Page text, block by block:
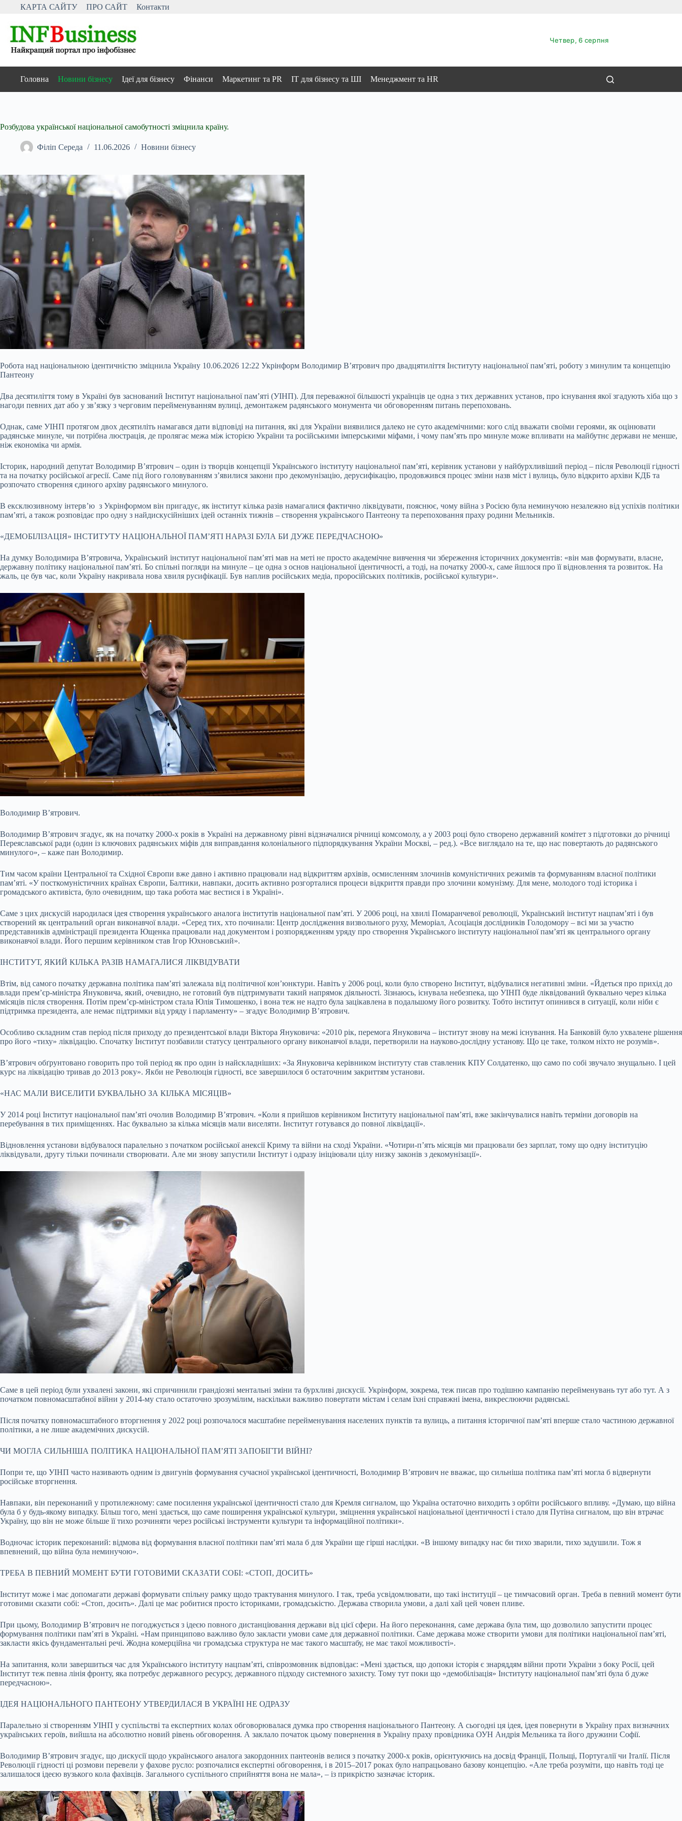
ПерейтиКАРТА САЙТУ ПРО САЙТ Контакти
Четвер, 6 серпня
Головна Новини бізнесу Ідеї для бізнесу Фінанси Маркетинг та PR IT для бізнесу та ШІ Менеджмент та HR
Розбудова української національної самобутності зміцнила країну.
Філіп Середа 11.06.2026 Новини бізнесу
Робота над національною ідентичністю зміцнила Україну 10.06.2026 12:22 Укрінформ Володимир В’ятрович про двадцятиліття Інституту національної пам’яті, роботу з минулим та концепцію
Пантеону
Два десятиліття тому в Україні був заснований Інститут національної пам’яті (УІНП). Для переважної більшості українців це одна з тих державних установ, про існування якої згадують хіба що з
нагоди певних дат або у зв’язку з черговим перейменуванням вулиці, демонтажем радянського монумента чи обговоренням питань перепоховань.
Однак, саме УІНП протягом двох десятиліть намагався дати відповіді на питання, які для України виявилися далеко не суто академічними: кого слід вважати своїми героями, як оцінювати
радянське минуле, чи потрібна люстрація, де пролягає межа між історією України та російськими імперськими міфами, і чому пам’ять про минуле може впливати на майбутнє держави не менше,
ніж економіка чи армія.
Історик, народний депутат Володимир В’ятрович – один із творців концепції Українського інституту національної пам’яті, керівник установи у найбурхливіший період – після Революції гідності
та на початку російської агресії. Саме під його головуванням з’явилися закони про декомунізацію, дерусифікацію, продовжився процес зміни назв міст і вулиць, було відкрито архіви КДБ та
розпочато створення єдиного архіву радянського минулого.
В ексклюзивному інтерв’ю з Укрінформом він пригадує, як інститут кілька разів намагалися фактично ліквідувати, пояснює, чому війна з Росією була неминучою незалежно від успіхів політики
пам’яті, а також розповідає про одну з найдискусійніших ідей останніх тижнів – створення українського Пантеону та перепоховання праху родини Мельників.
«ДЕМОБІЛІЗАЦІЯ» ІНСТИТУТУ НАЦІОНАЛЬНОЇ ПАМ’ЯТІ НАРАЗІ БУЛА БИ ДУЖЕ ПЕРЕДЧАСНОЮ»
На думку Володимира В’ятровича, Український інститут національної пам’яті мав на меті не просто академічне вивчення чи збереження історичних документів: «він мав формувати, власне,
державну політику національної пам’яті. Бо спільні погляди на минуле – це одна з основ національної ідентичності, а тоді, на початку 2000-х, саме йшлося про її відновлення та розвиток. На
жаль, це був час, коли Україну накривала нова хвиля русифікації. Був наплив російських медіа, проросійських політиків, російської культури».
Володимир В’ятрович.
Володимир В’ятрович згадує, як на початку 2000-х років в Україні на державному рівні відзначалися річниці комсомолу, а у 2003 році було створено державний комітет з підготовки до річниці
Переяславської ради (один із ключових радянських міфів для виправдання колоніального підпорядкування України Москві, – ред.). «Все виглядало на те, що нас повертають до радянського
минулого», – каже пан Володимир.
Тим часом країни Центральної та Східної Європи вже давно і активно працювали над відкриттям архівів, осмисленням злочинів комуністичних режимів та формуванням власної політики
пам’яті. «У посткомуністичних країнах Європи, Балтики, навпаки, досить активно розгорталися процеси відкриття правди про злочини комунізму. Для мене, молодого тоді історика і
громадського активіста, було очевидним, що така робота має вестися і в Україні».
Саме з цих дискусій народилася ідея створення українського аналога інститутів національної пам’яті. У 2006 році, на хвилі Помаранчевої революції, Український інститут нацпам’яті і був
створений як центральний орган виконавчої влади. «Серед тих, хто починали: Центр дослідження визвольного руху, Меморіал, Асоціація дослідників Голодомору – всі ми за участю
представників адміністрації президента Ющенка працювали над документом і розпорядженням уряду про створення Українського інституту національної пам’яті як центрального органу
виконавчої влади. Його першим керівником став Ігор Юхновський».
ІНСТИТУТ, ЯКИЙ КІЛЬКА РАЗІВ НАМАГАЛИСЯ ЛІКВІДУВАТИ
Втім, від самого початку державна політика пам’яті залежала від політичної кон’юнктури. Навіть у 2006 році, коли було створено Інститут, відбувалися негативні зміни. «Йдеться про прихід до
влади прем’єр-міністра Януковича, який, очевидно, не готовий був підтримувати такий напрямок діяльності. Зізнаюсь, існувала небезпека, що УІНП буде ліквідований буквально через кілька
місяців після створення. Потім прем’єр-міністром стала Юлія Тимошенко, і вона теж не надто була зацікавлена в подальшому його розвитку. Тобто інститут опинився в ситуації, коли ніби є
підтримка президента, але немає підтримки від уряду і парламенту» – згадує Володимир В’ятрович.
Особливо складним став період після приходу до президентської влади Віктора Януковича: «2010 рік, перемога Януковича – інститут знову на межі існування. На Банковій було ухвалене рішення
про його «тиху» ліквідацію. Спочатку Інститут позбавили статусу центрального органу виконавчої влади, перетворили на науково-дослідну установу. Що це таке, толком ніхто не розумів».
В’ятрович обґрунтовано говорить про той період як про один із найскладніших: «За Януковича керівником інституту став ставленик КПУ Солдатенко, що само по собі звучало знущально. І цей
курс на ліквідацію тривав до 2013 року». Якби не Революція гідності, все завершилося б остаточним закриттям установи.
«НАС МАЛИ ВИСЕЛИТИ БУКВАЛЬНО ЗА КІЛЬКА МІСЯЦІВ»
У 2014 році Інститут національної пам’яті очолив Володимир В’ятрович. «Коли я прийшов керівником Інституту національної пам’яті, вже закінчувалися навіть терміни договорів на
перебування в тих приміщеннях. Нас буквально за кілька місяців мали виселяти. Інститут готувався до повної ліквідації».
Відновлення установи відбувалося паралельно з початком російської анексії Криму та війни на сході України. «Чотири-п’ять місяців ми працювали без зарплат, тому що одну інституцію
ліквідували, другу тільки починали створювати. Але ми знову запустили Інститут і одразу ініціювали цілу низку законів з декомунізації».
Саме в цей період були ухвалені закони, які спричинили грандіозні ментальні зміни та бурхливі дискусії. Укрінформ, зокрема, теж писав про тодішню кампанію перейменувань тут або тут. А з
початком повномасштабної війни у 2014-му стало остаточно зрозумілим, наскільки важливо повертати містам і селам їхні справжні імена, викреслюючи радянські.
Після початку повномасштабного вторгнення у 2022 році розпочалося масштабне перейменування населених пунктів та вулиць, а питання історичної пам’яті вперше стало частиною державної
політики, а не лише академічних дискусій.
ЧИ МОГЛА СИЛЬНІША ПОЛІТИКА НАЦІОНАЛЬНОЇ ПАМ’ЯТІ ЗАПОБІГТИ ВІЙНІ?
Попри те, що УІНП часто називають одним із двигунів формування сучасної української ідентичності, Володимир В’ятрович не вважає, що сильніша політика пам’яті могла б відвернути
російське вторгнення.
Навпаки, він переконаний у протилежному: саме посилення української ідентичності стало для Кремля сигналом, що Україна остаточно виходить з орбіти російського впливу. «Думаю, що війна
була б у будь-якому випадку. Більш того, мені здається, що саме поширення української культури, зміцнення української національної ідентичності і стало для Путіна сигналом, що він втрачає
Україну, що він не може більше її тихо розчиняти через російські інструменти культури та інформаційної політики».
Водночас історик переконаний: відмова від формування власної політики пам’яті мала б для України ще гірші наслідки. «В іншому випадку нас би тихо зварили, тихо задушили. Тож я
впевнений, що війна була неминучою».
ТРЕБА В ПЕВНИЙ МОМЕНТ БУТИ ГОТОВИМИ СКАЗАТИ СОБІ: «СТОП, ДОСИТЬ»
Інститут може і має допомагати державі формувати спільну рамку щодо трактування минулого. І так, треба усвідомлювати, що такі інституції – це тимчасовий орган. Треба в певний момент бути
готовими сказати собі: «Стоп, досить». Далі це має робитися просто істориками, громадськістю. Держава створила умови, а далі хай цей човен пливе.
При цьому, Володимир В’ятрович не погоджується з ідеєю повного дистанціювання держави від цієї сфери. На його переконання, саме держава була тим, що дозволило запустити процес
формування політики пам’яті в Україні. «Нам принципово важливо було закласти умови саме для державної політики. Саме держава може створити умови для політики національної пам’яті,
закласти якісь фундаментальні речі. Жодна комерційна чи громадська структура не має такого масштабу, не має такої можливості».
На запитання, коли завершиться час для Українського інституту нацпам’яті, співрозмовник відповідає: «Мені здається, що допоки історія є знаряддям війни проти України з боку Росії, цей
Інститут теж певна лінія фронту, яка потребує державного ресурсу, державного підходу системного захисту. Тому тут поки що «демобілізація» Інституту національної пам’яті була б дуже
передчасною».
ІДЕЯ НАЦІОНАЛЬНОГО ПАНТЕОНУ УТВЕРДИЛАСЯ В УКРАЇНІ НЕ ОДРАЗУ
Паралельно зі створенням УІНП у суспільстві та експертних колах обговорювалася думка про створення національного Пантеону. А сьогодні ця ідея, ідея повернути в Україну прах визначних
українських героїв, вийшла на абсолютно новий рівень обговорення. А заклало початок цьому повернення в Україну праху провідника ОУН Андрія Мельника та його дружини Софії.
Володимир В’ятрович згадує, що дискусії щодо українського аналога закордонних пантеонів велися з початку 2000-х років, орієнтуючись на досвід Франції, Польщі, Португалії чи Італії. Після
Революції гідності ці розмови перевели у фахове русло: розпочалися експертні обговорення, і в 2015–2017 роках було напрацьовано базову концепцію. «Але треба розуміти, що навіть тоді це
залишалося ідеєю вузького кола фахівців. Загального суспільного сприйняття вона не мала», – із прикрістю зазначає історик.